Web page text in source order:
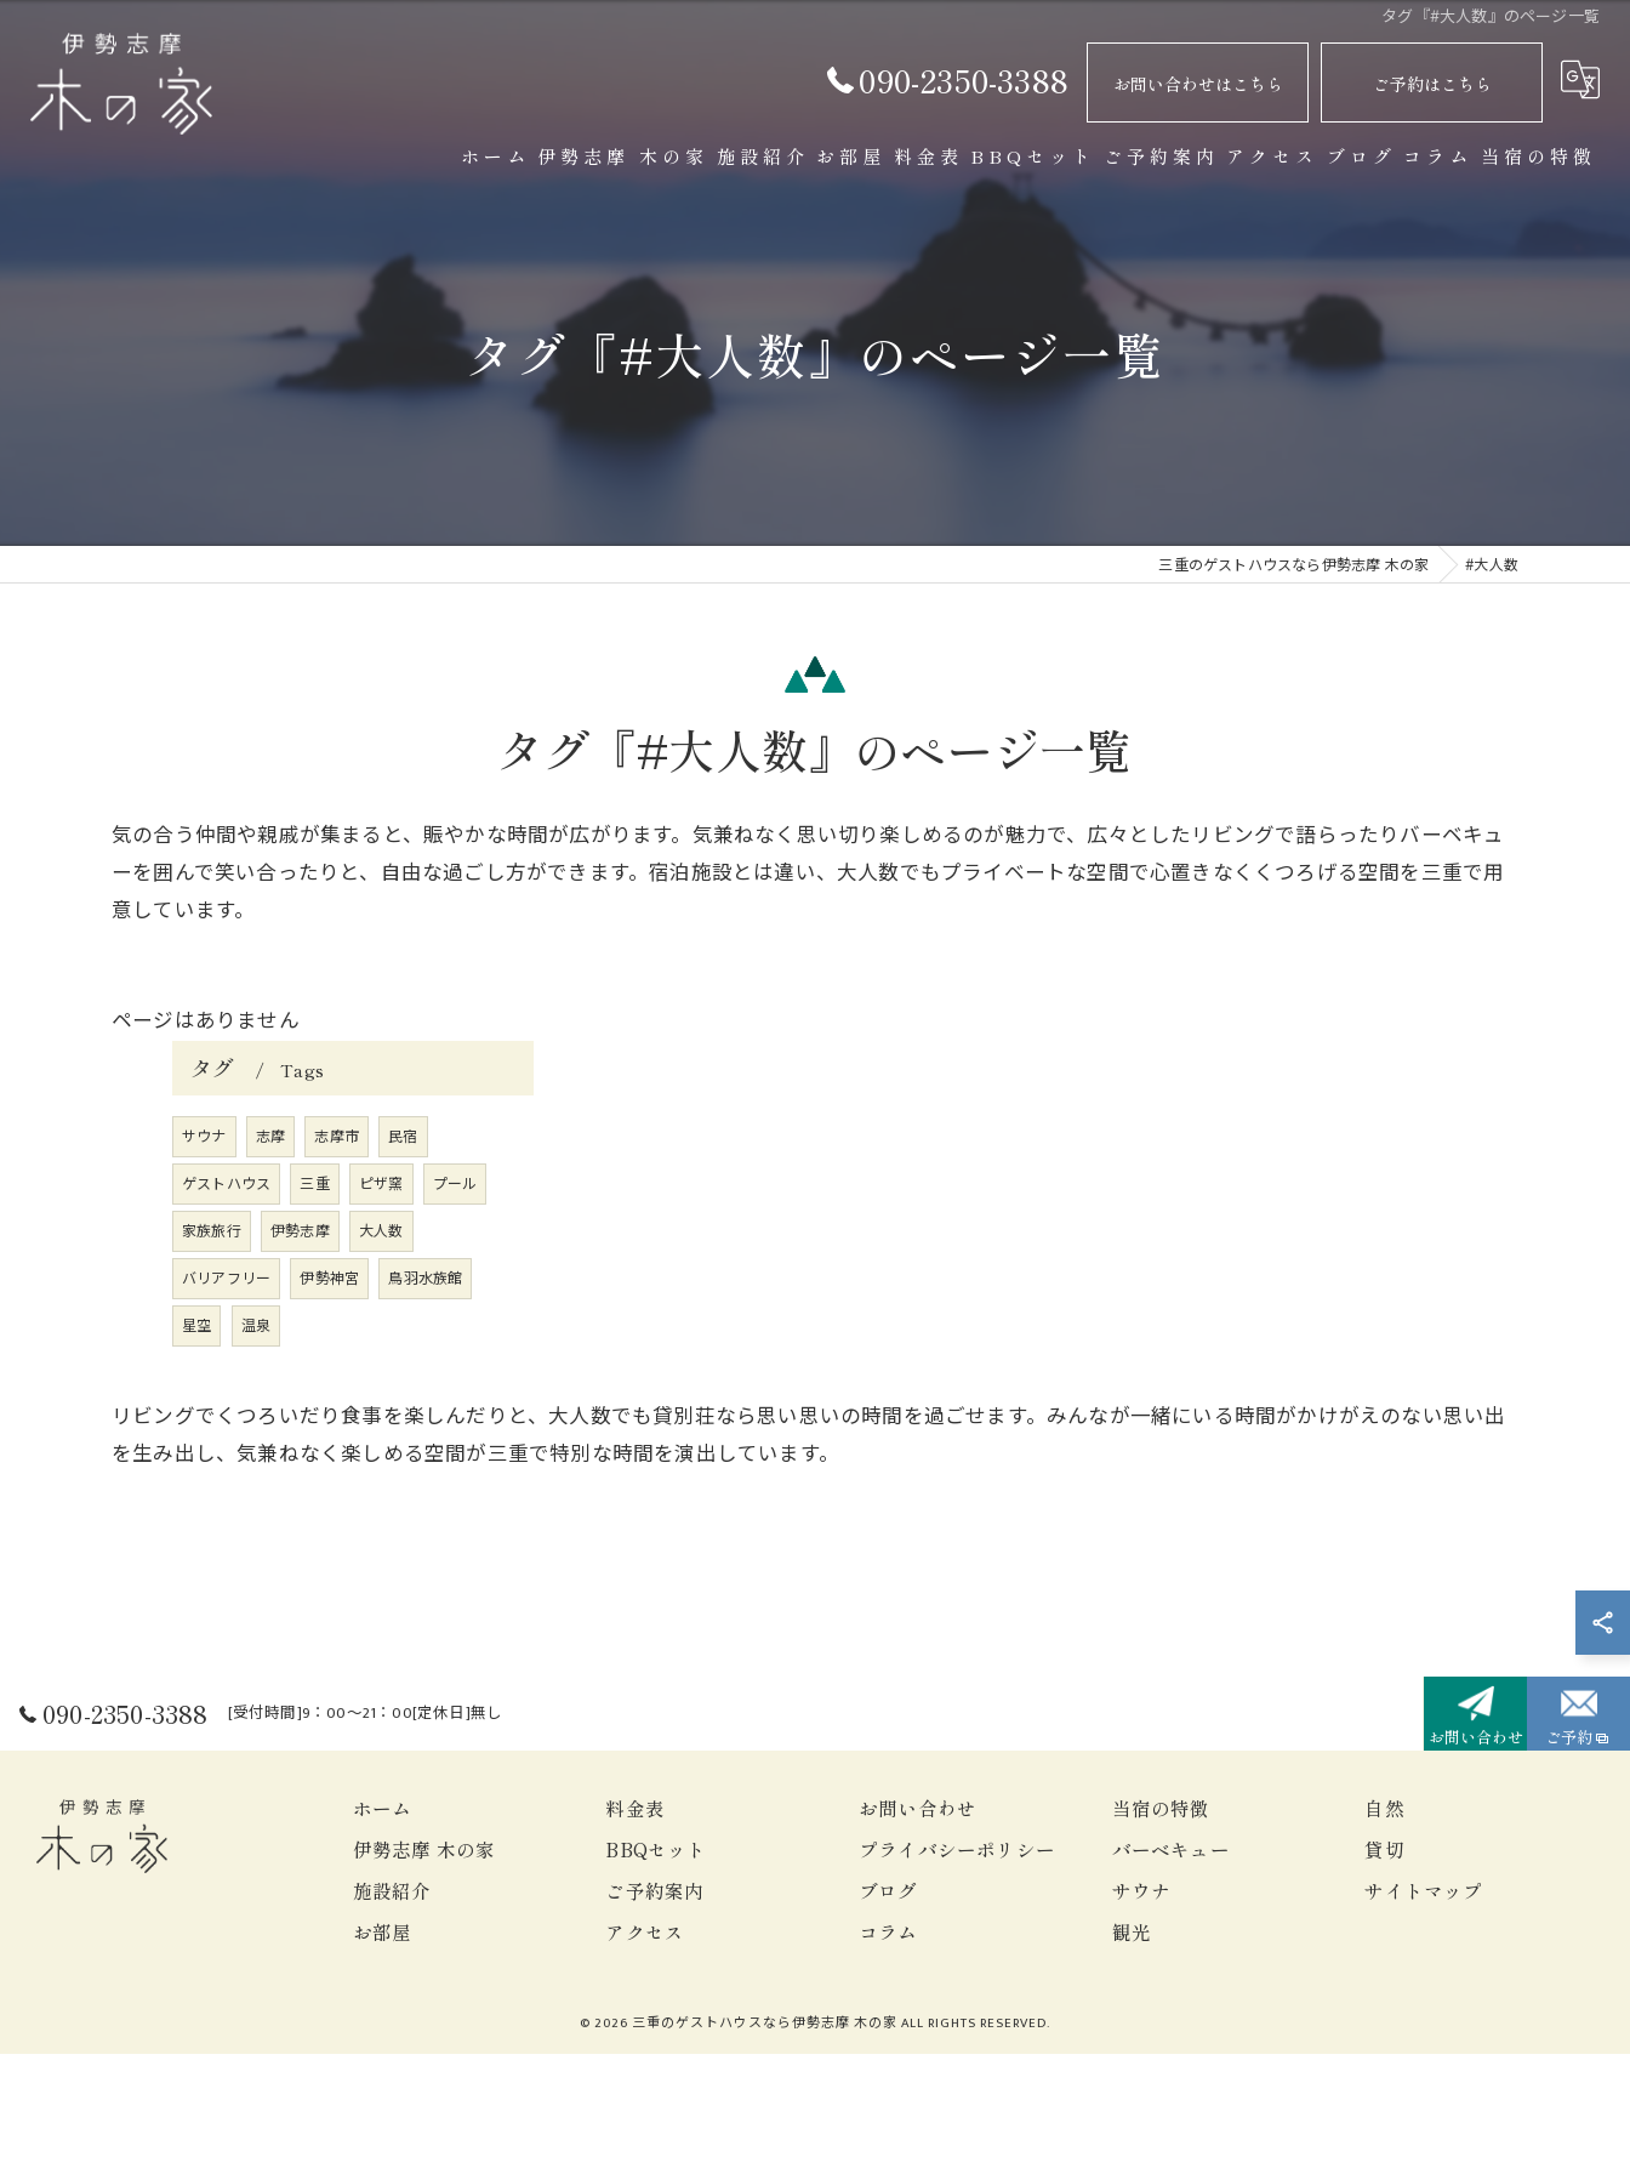
タグ『#大人数』のページ一覧
090-2350-3388 お問い合わせはこちら ご予約はこちら
ホーム 伊勢志摩 木の家 施設紹介 お部屋 料金表 BBQセット ご予約案内 アクセス ブログ コラム 当宿の特徴
タグ『#大人数』のページ一覧
三重のゲストハウスなら伊勢志摩 木の家 #大人数
タグ『#大人数』のページ一覧
気の合う仲間や親戚が集まると、賑やかな時間が広がります。気兼ねなく思い切り楽しめるのが魅力で、広々としたリビングで語らったりバーベキュ
ーを囲んで笑い合ったりと、自由な過ごし方ができます。宿泊施設とは違い、大人数でもプライベートな空間で心置きなくくつろげる空間を三重で用
意しています。
ページはありません
タグ Tags
サウナ 志摩 志摩市
民宿
ゲストハウス
三重 ピザ窯
プール
家族旅行
伊勢志摩
大人数
バリアフリー
伊勢神宮
鳥羽水族館
星空
温泉
リビングでくつろいだり食事を楽しんだりと、大人数でも貸別荘なら思い思いの時間を過ごせます。みんなが一緒にいる時間がかけがえのない思い出
を生み出し、気兼ねなく楽しめる空間が三重で特別な時間を演出しています。
090-2350-3388 [受付時間]9：00～21：00[定休日]無し
お問い合わせ ご予約
ホーム
伊勢志摩 木の家
施設紹介
お部屋
料金表
BBQセット
ご予約案内
アクセス
お問い合わせ
プライバシーポリシー
ブログ
コラム
当宿の特徴
バーベキュー
サウナ
観光
自然
貸切
サイトマップ
© 2026 三重のゲストハウスなら伊勢志摩 木の家 ALL RIGHTS RESERVED.